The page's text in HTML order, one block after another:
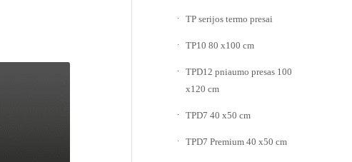
TP serijos termo presai
TP10 80 x100 cm
TPD12 pniaumo presas 100
x120 cm
TPD7 40 x50 cm
TPD7 Premium 40 x50 cm